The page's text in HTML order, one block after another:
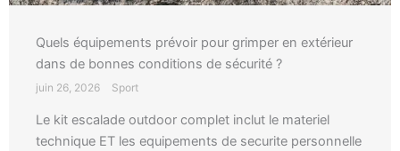
Quels équipements prévoir pour grimper en extérieur
dans de bonnes conditions de sécurité ?
juin 26, 2026 Sport
Le kit escalade outdoor complet inclut le materiel
technique ET les equipements de securite personnelle